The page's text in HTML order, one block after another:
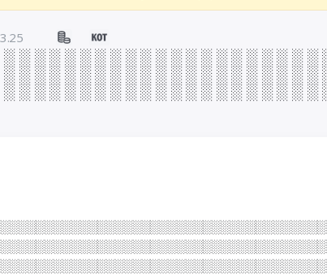
░ ░ ░ ░ ░ ░ ░ ░ ░ ░ ░ ░ ░ ░ ░ ░ ░ ░ ░
░ ░ ░ ░ ░ ░ ░ ░ ░ ░ ░ ░ ░ ░ ░ ░ ░ ░ ░
░ ░ ░ ░ ░ ░ ░ ░ ░ ░ ░ ░ ░ ░ ░ ░ ░ ░ ░
░ ░ ░ ░ ░ ░ ░ ░ ░ ░ ░ ░ ░ ░ ░ ░ ░ ░ ░ ░